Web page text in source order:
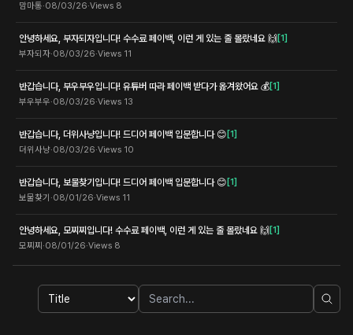
맘마통·08/03/26·Views 8
안녕하세요, 부자되자입니다! 수수료 페이백, 이런 게 있는 줄 몰랐네요 🙌 [1]
부자되자·08/03/26·Views 11
반갑습니다, 부우부우입니다! 유튜버 따라 페이백 받다가 옮겨왔어요 💰[1]
부우부우·08/03/26·Views 13
반갑습니다, 더위사냥입니다! 드디어 페이백 입문합니다 😊 [1]
더위사냥·08/03/26·Views 10
반갑습니다, 보물찾기입니다! 드디어 페이백 입문합니다 😊 [1]
보물찾기 ·08/01/26·Views 11
안녕하세요, 모찌찌입니다! 수수료 페이백, 이런 게 있는 줄 몰랐네요 🙌 [1]
모찌찌·08/01/26·Views 8